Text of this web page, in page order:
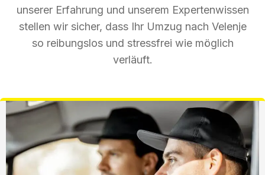
unserer Erfahrung und unserem Expertenwissen
stellen wir sicher, dass Ihr Umzug nach Velenje
so reibungslos und stressfrei wie möglich
verläuft.